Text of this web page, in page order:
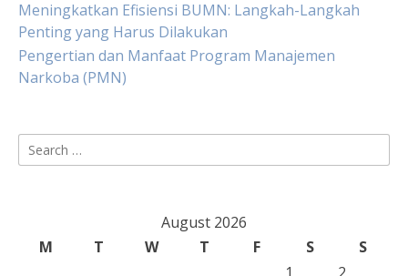
Meningkatkan Efisiensi BUMN: Langkah-Langkah
Penting yang Harus Dilakukan
Pengertian dan Manfaat Program Manajemen
Narkoba (PMN)
Search
for:
August 2026
M
T W T F S
S